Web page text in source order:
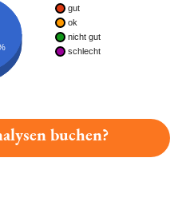
gut
ok
nicht gut
schlecht
buchen?